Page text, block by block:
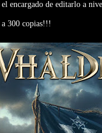
encargado de editarlo a
300 copias!!!